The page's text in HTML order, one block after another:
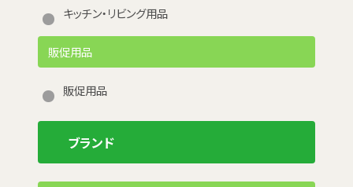
キッチン・リビング用品
販促用品
販促用品
ブランド